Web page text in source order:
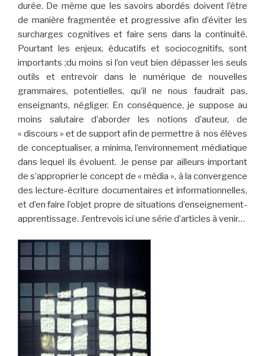
durée. De même que les savoirs abordés doivent l’être
de manière fragmentée et progressive afin d’éviter les
surcharges cognitives et faire sens dans la continuité.
Pourtant les enjeux, éducatifs et sociocognitifs, sont
importants ;du moins si l’on veut bien dépasser les seuls
outils et entrevoir dans le numérique de nouvelles
grammaires, potentielles, qu’il ne nous faudrait pas,
enseignants, négliger. En conséquence, je suppose au
moins salutaire d’aborder les notions d’auteur, de
« discours » et de support afin de permettre à nos élèves
de conceptualiser, a minima, l’environnement médiatique
dans lequel ils évoluent. Je pense par ailleurs important
de s’approprier le concept de « média », à la convergence
des lecture-écriture documentaires et informationnelles,
et d’en faire l’objet propre de situations d’enseignement-
apprentissage. J’entrevois ici une série d’articles à venir…